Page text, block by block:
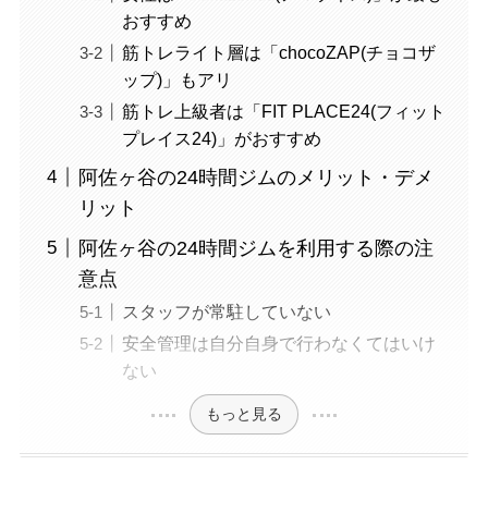
おすすめ
筋トレライト層は「chocoZAP(チョコザ
ップ)」もアリ
筋トレ上級者は「FIT PLACE24(フィット
プレイス24)」がおすすめ
阿佐ヶ谷の24時間ジムのメリット・デメ
リット
阿佐ヶ谷の24時間ジムを利用する際の注
意点
スタッフが常駐していない
安全管理は自分自身で行わなくてはいけ
ない
もっと見る